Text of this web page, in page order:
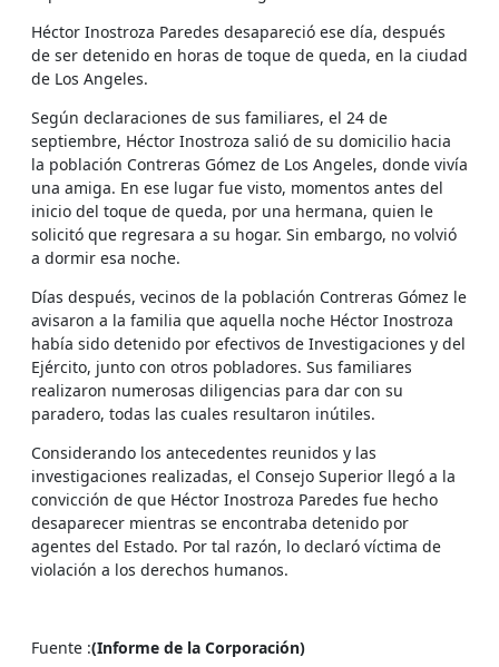
Héctor Inostroza Paredes desapareció ese día, después
de ser detenido en horas de toque de queda, en la ciudad
de Los Angeles.
Según declaraciones de sus familiares, el 24 de
septiembre, Héctor Inostroza salió de su domicilio hacia
la población Contreras Gómez de Los Angeles, donde vivía
una amiga. En ese lugar fue visto, momentos antes del
inicio del toque de queda, por una hermana, quien le
solicitó que regresara a su hogar. Sin embargo, no volvió
a dormir esa noche.
Días después, vecinos de la población Contreras Gómez le
avisaron a la familia que aquella noche Héctor Inostroza
había sido detenido por efectivos de Investigaciones y del
Ejército, junto con otros pobladores. Sus familiares
realizaron numerosas diligencias para dar con su
paradero, todas las cuales resultaron inútiles.
Considerando los antecedentes reunidos y las
investigaciones realizadas, el Consejo Superior llegó a la
convicción de que Héctor Inostroza Paredes fue hecho
desaparecer mientras se encontraba detenido por
agentes del Estado. Por tal razón, lo declaró víctima de
violación a los derechos humanos.
Fuente :(Informe de la Corporación)